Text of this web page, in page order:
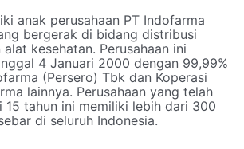
anak perusahaan PT Indofarma
bergerak di bidang distribusi
kesehatan. Perusahaan ini
4 Januari 2000 dengan 99,99%
(Persero) Tbk dan Koperasi
lainnya. Perusahaan yang telah
15 tahun ini memiliki lebih dari 300
di seluruh Indonesia.